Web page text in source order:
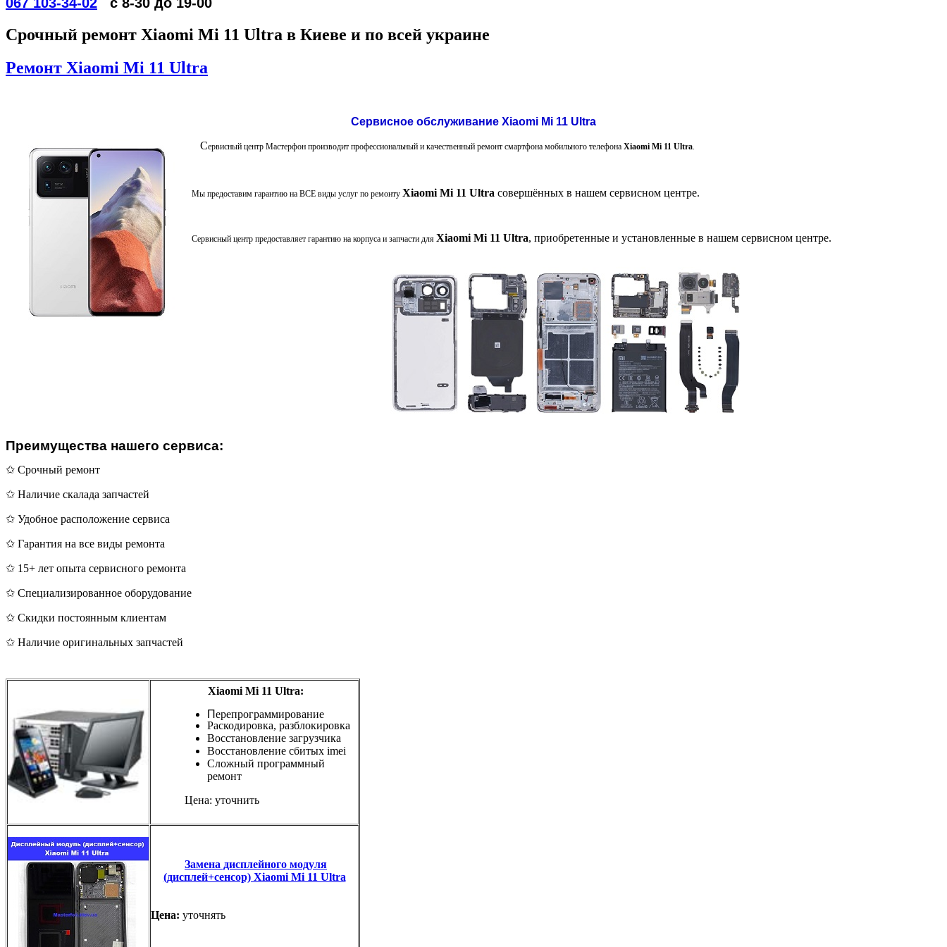
Срочный ремонт Xiaomi Mi 11 Ultra в Киеве и по всей украине
Ремонт Xiaomi Mi 11 Ultra
Сервисное обслуживание Xiaomi Mi 11 Ultra
Сервисный центр Мастерфон производит профессиональный и качественный ремонт смартфона мобильного телефона Xiaomi Mi 11 Ultra
Мы предоставим гарантию на ВСЕ виды услуг по ремонту Xiaomi Mi 11 Ultra совершённых в нашем сервисном центре.
Сервисный центр предоставляет гарантию на корпуса и запчасти для Xiaomi Mi 11 Ultra, приобретенные и установленные в нашем сервисном центре.
Преимущества нашего сервиса:
✩ Срочный ремонт
✩ Наличие скалада запчастей
✩ Удобное расположение сервиса
✩ Гарантия на все виды ремонта
✩ 15+ лет опыта сервисного ремонта
✩ Специализированное оборудование
✩ Скидки постоянным клиентам
✩ Наличие оригинальных запчастей
Xiaomi Mi 11 Ultra:
Перепрограммирование
Раскодировка, разблокировка
Восстановление загрузчика
Восстановление сбитых imei
Сложный программный
ремонт
Цена: уточнить
Замена дисплейного модуля
(дисплей+сенсор) Xiaomi Mi 11 Ultra
Цена: уточнять